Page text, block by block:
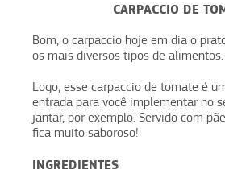
CARPACCIO DE
Bom, o carpaccio hoje em dia o
os mais diversos tipos de alimentos.
Logo, esse carpaccio de tomate é
entrada para você implementar no
jantar, por exemplo. Servido com
fica muito saboroso!
INGREDIENTES